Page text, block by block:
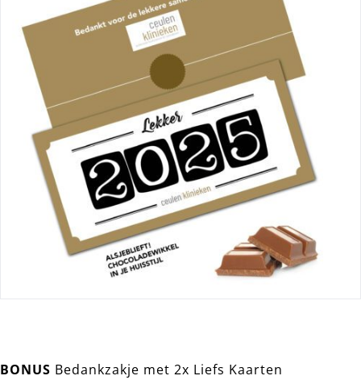
BONUS Bedankzakje met 2x Liefs Kaarten